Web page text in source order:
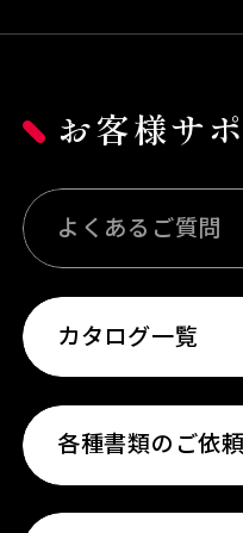
お客様サ
よくあるご質問
カタログ一覧
各種書類のご依頼